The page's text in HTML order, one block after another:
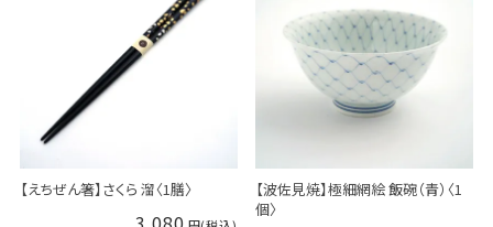
【えちぜん箸】さくら 溜〈1膳〉
【波佐見焼】極細網絵 飯碗（青）〈1
個〉